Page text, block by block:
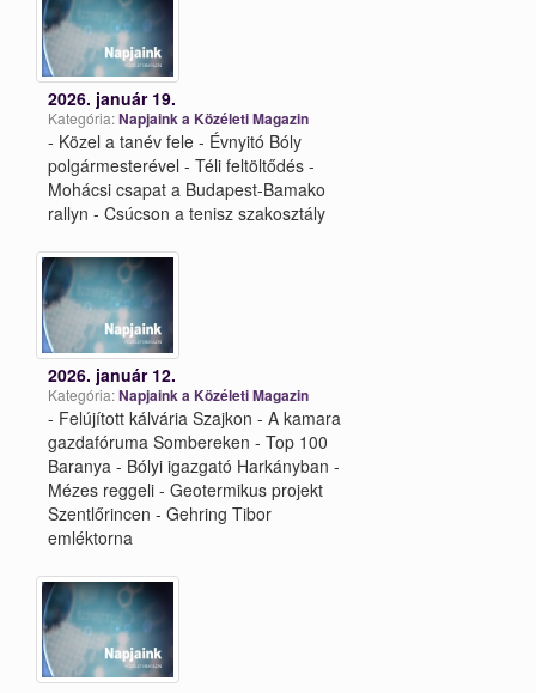
2026. január 19.
Kategória:Napjaink a Közéleti Magazin
- Közel a tanév fele - Évnyitó Bóly
polgármesterével - Téli feltöltődés -
Mohácsi csapat a Budapest-Bamako
rallyn - Csúcson a tenisz szakosztály
2026. január 12.
Kategória:Napjaink a Közéleti Magazin
- Felújított kálvária Szajkon - A kamara
gazdafóruma Sombereken - Top 100
Baranya - Bólyi igazgató Harkányban -
Mézes reggeli - Geotermikus projekt
Szentlőrincen - Gehring Tibor
emléktorna